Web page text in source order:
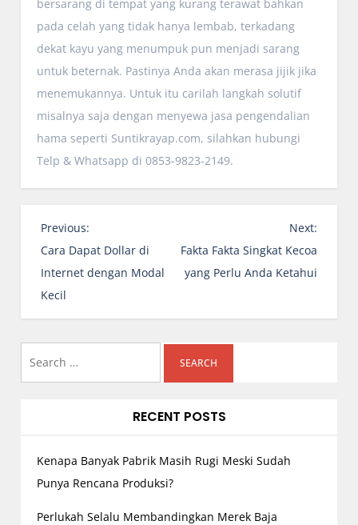
bersarang di tempat yang kurang terawat bahkan
pada celah yang tidak hanya lembab, terkadang
dekat kayu yang menumpuk pun menjadi sarang
untuk beternak. Pastinya Anda akan merasa jijik jika
menemukannya. Untuk itu carilah langkah solutif
misalnya saja dengan menyewa jasa pengendalian
hama seperti Suntikrayap.com, silahkan hubungi
Telp & Whatsapp di 0853-9823-2149.
P
o
s
t
n
v
i
i
o
n
Previous:
Cara Dapat Dollar di
Internet dengan Modal
Kecil
Next:
Fakta Fakta Singkat Kecoa
yang Perlu Anda Ketahui
RECENT POSTS
Kenapa Banyak Pabrik Masih Rugi Meski Sudah
Punya Rencana Produksi?
Perlukah Selalu Membandingkan Merek Baja